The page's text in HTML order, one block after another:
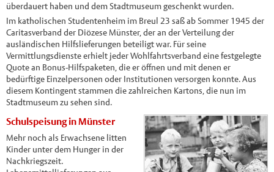
überdauert haben und dem Stadtmuseum geschenkt wurden.
Im katholischen Studentenheim im Breul 23 saß ab Sommer 1945 der
Caritasverband der Diözese Münster, der an der Verteilung der
ausländischen Hilfslieferungen beteiligt war. Für seine
Vermittlungsdienste erhielt jeder Wohlfahrtsverband eine festgelegte
Quote an Bonus-Hilfspaketen, die er öffnen und mit denen er
bedürftige Einzelpersonen oder Institutionen versorgen konnte. Aus
diesem Kontingent stammen die zahlreichen Kartons, die nun im
Stadtmuseum zu sehen sind.
Schulspeisung in Münster
Mehr noch als Erwachsene litten
Kinder unter dem Hunger in der
Nachkriegszeit.